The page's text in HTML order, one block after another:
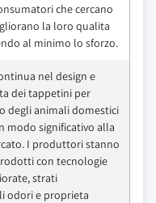
che cercano
la loro qualita
al minimo lo sforzo.
nel design e
dei tappetini per
degli animali domestici
modo significativo alla
I produttori stanno
con tecnologie
strati
odori e proprieta